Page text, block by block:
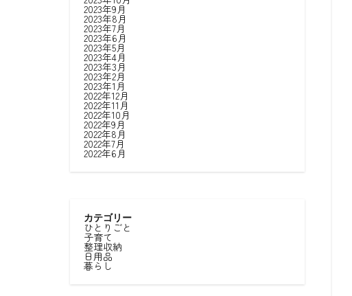
2023年9月
2023年8月
2023年7月
2023年6月
2023年5月
2023年4月
2023年3月
2023年2月
2023年1月
2022年12月
2022年11月
2022年10月
2022年9月
2022年8月
2022年7月
2022年6月
カテゴリー
ひとりごと
子育て
整理収納
日用品
暮らし